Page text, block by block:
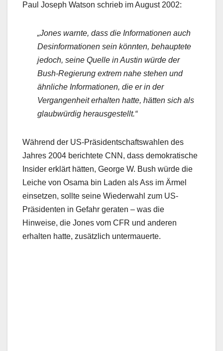
Paul Joseph Watson schrieb im August 2002:
„Jones warnte, dass die Informationen auch
Desinformationen sein könnten, behauptete
jedoch, seine Quelle in Austin würde der
Bush-Regierung extrem nahe stehen und
ähnliche Informationen, die er in der
Vergangenheit erhalten hatte, hätten sich als
glaubwürdig herausgestellt.“
Während der US-Präsidentschaftswahlen des
Jahres 2004 berichtete CNN, dass demokratische
Insider erklärt hätten, George W. Bush würde die
Leiche von Osama bin Laden als Ass im Ärmel
einsetzen, sollte seine Wiederwahl zum US-
Präsidenten in Gefahr geraten – was die
Hinweise, die Jones vom CFR und anderen
erhalten hatte, zusätzlich untermauerte.